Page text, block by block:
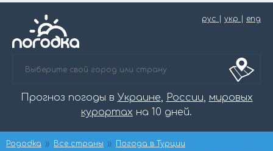
рус укр eng
Прогноз погоды в Украине, России, мировых
курортах на 10 дней.
Pogodka Все страны
Погода в Турции